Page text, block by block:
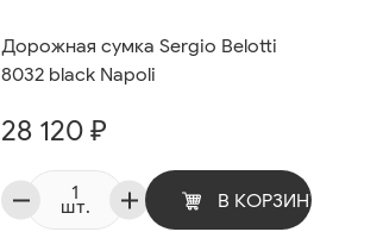
Дорожная сумка Sergio Belotti
8032 black Napoli
28 120 ₽
шт. В КОРЗИНУ